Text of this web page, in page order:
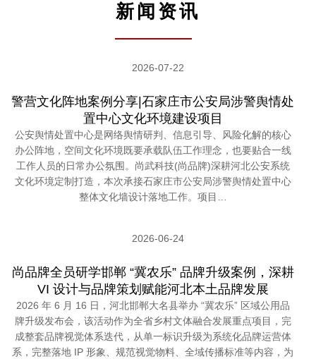
新闻资讯
2026-07-22
警营文化阵地案例分享|石家庄市公安局涉警舆情处
置中心文化环境建设项目
公安舆情处置中心是网络舆情研判、信息引导、风险化解的核心
办公阵地，空间文化环境既要承载队伍工作理念，也要贴合一线
工作人员的日常办公氛围。尚武科技(尚品牌)深耕河北公安系统
文化环境定制打造，本次承接石家庄市公安局涉警舆情处置中心
整体文化墙设计落地工作。项目…
2026-06-24
尚品牌全员研学邯郸 “冀农乐” 品牌升级案例，深耕
VI 设计与品牌策划赋能河北本土品牌发展
2026 年 6 月 16 日，河北邯郸大名县举办 “冀农乐” 区域公用品
牌升级发布会，该活动作为全省乡村文体融合发展重点项目，完
成整套品牌视觉体系迭代，从单一标识升级为系统化品牌运营体
系，完整落地 IP 形象、规范视觉物料、全域传播标准等内容，为